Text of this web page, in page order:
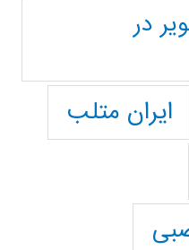
در
ایران متلب